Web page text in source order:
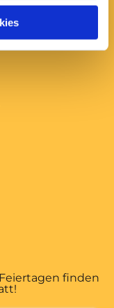
von Coventry
finden